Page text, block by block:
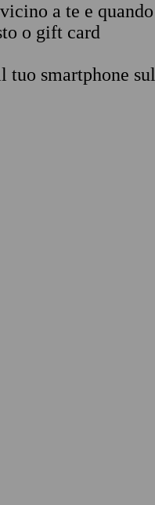
a te e quando
o gift card
tuo smartphone sul